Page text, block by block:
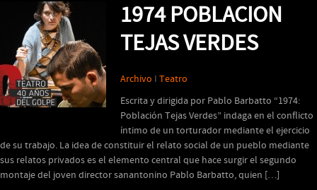
1974 POBLACION
TEJAS VERDES
Archivo I Teatro
Escrita y dirigida por Pablo Barbatto “1974:
Población Tejas Verdes” indaga en el conflicto
íntimo de un torturador mediante el ejercicio
de su trabajo. La idea de constituir el relato social de un pueblo mediante
sus relatos privados es el elemento central que hace surgir el segundo
montaje del joven director sanantonino Pablo Barbatto, quien […]